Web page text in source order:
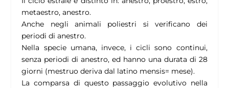
metaestro, anestro.
Anche negli animali poliestri si verificano dei
periodi di anestro.
Nella specie umana, invece, i cicli sono continui,
senza periodi di anestro, ed hanno una durata di 28
giorni (mestruo deriva dal latino mensis= mese).
La comparsa di questo passaggio evolutivo nella